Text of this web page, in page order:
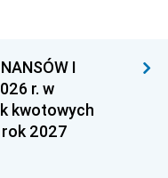
I
r. w
kwotowych
2027